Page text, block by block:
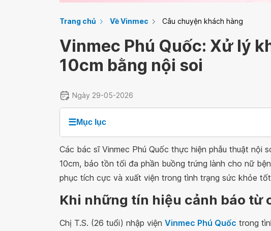
Trang chủ Về Vinmec Câu chuyện khách hàng
Vinmec Phú Quốc: Xử lý
10cm bằng nội soi
Ngày 29-05-2026
☰Mục lục
Các bác sĩ Vinmec Phú Quốc thực hiện phẫu thuật nội
10cm, bảo tồn tối đa phần buồng trứng lành cho nữ
phục tích cực và xuất viện trong tình trạng sức khỏe
Khi những tín hiệu cảnh báo từ
Chị T.S. (26 tuổi) nhập viện Vinmec Phú Quốc trong